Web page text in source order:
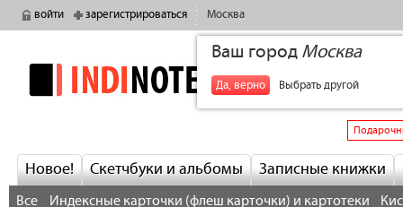
войти зарегистрироваться Москва
Ваш город Москва
Да, верно Выбрать другой
indinotes
Новое! Скетчбуки и альбомы Записные книжки
Все Индексные карточки (флеш карточки) и картотеки